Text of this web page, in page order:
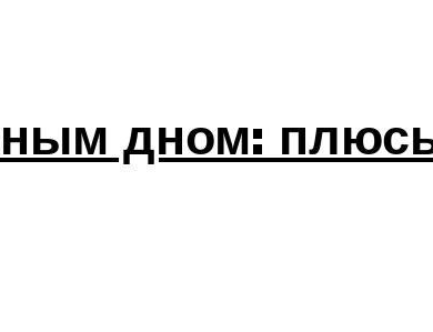
дном: